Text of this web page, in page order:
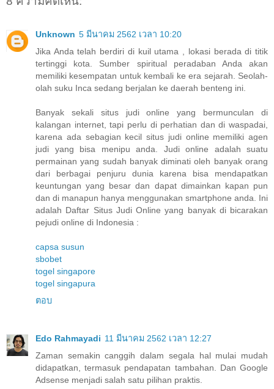
Unknown 5 มีนาคม 2562 เวลา 10:20
Jika Anda telah berdiri di kuil utama , lokasi berada di titik
tertinggi kota. Sumber spiritual peradaban Anda akan
memiliki kesempatan untuk kembali ke era sejarah. Seolah-
olah suku Inca sedang berjalan ke daerah benteng ini.
Banyak sekali situs judi online yang bermunculan di
kalangan internet, tapi perlu di perhatian dan di waspadai,
karena ada sebagian kecil situs judi online memiliki agen
judi yang bisa menipu anda. Judi online adalah suatu
permainan yang sudah banyak diminati oleh banyak orang
dari berbagai penjuru dunia karena bisa mendapatkan
keuntungan yang besar dan dapat dimainkan kapan pun
dan di manapun hanya menggunakan smartphone anda. Ini
adalah Daftar Situs Judi Online yang banyak di bicarakan
pejudi online di Indonesia :
capsa susun
sbobet
togel singapore
togel singapura
ตอบ
Edo Rahmayadi 11 มีนาคม 2562 เวลา 12:27
Zaman semakin canggih dalam segala hal mulai mudah
didapatkan, termasuk pendapatan tambahan. Dan Google
Adsense menjadi salah satu pilihan praktis.